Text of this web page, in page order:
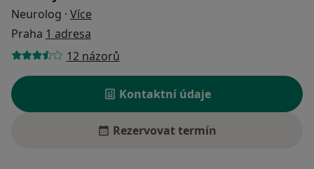
Neurolog · Více
Praha 1 adresa
12 názorů
Kontaktní údaje
Rezervovat termín